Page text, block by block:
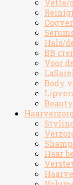
Vette/
Hals/
BB
Voor
Body
Haar